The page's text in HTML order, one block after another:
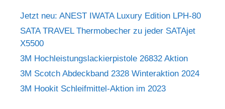
Jetzt neu: ANEST IWATA Luxury Edition LPH-80
SATA TRAVEL Thermobecher zu jeder SATAjet
X5500
3M Hochleistungslackierpistole 26832 Aktion
3M Scotch Abdeckband 2328 Winteraktion 2024
3M Hookit Schleifmittel-Aktion im 2023